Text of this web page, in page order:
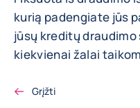
kurią padengiate jūs
jūsų kreditų
kiekvienai žalai
Grįžti